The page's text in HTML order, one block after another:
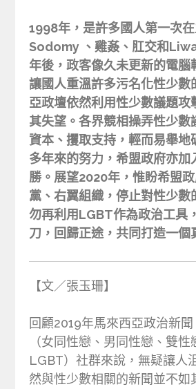
1998年，是許多國人第一次
Sodomy 、雞姦、肛交和
年後，政客像久未更新的電腦
讓國人重溫許多污名化性少數
亞政壇依然利用性少數議題攻
其失望。各界競相操弄性少數
資本、攫取支持，輕而易舉地
多年來的努力，希盟政府亦加
勝。展望2020年，惟盼希盟
黨、右翼組織，停止對性少數
勿再利用LGBT作為政治工具
刀，回歸正途，共同打造一個
【文／張玉珊】
回顧2019年馬來西亞政治新
（女同性戀、男同性戀、雙性
LGBT）社群來說，無疑讓人
然與性少數相關的新聞並不如